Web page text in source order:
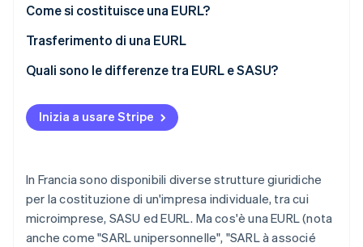
Come si costituisce una EURL?
Costi di costituzione di una EURL
Trasferimento di una EURL
Quali sono le differenze tra EURL e SASU?
Inizia a usare Stripe
In Francia sono disponibili diverse strutture giuridiche
per la costituzione di un'impresa individuale, tra cui
microimprese, SASU ed EURL. Ma cos'è una EURL (nota
anche come "SARL unipersonnelle", "SARL à associé